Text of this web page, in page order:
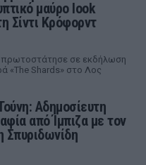
μαύρο look
Σίντι Κρόφορντ
πρωτοστάτησε σε εκδήλωση
«The Shards» στο Λος
Αδημοσίευτη
από Ίμπιζα με τον
Σπυριδωνίδη